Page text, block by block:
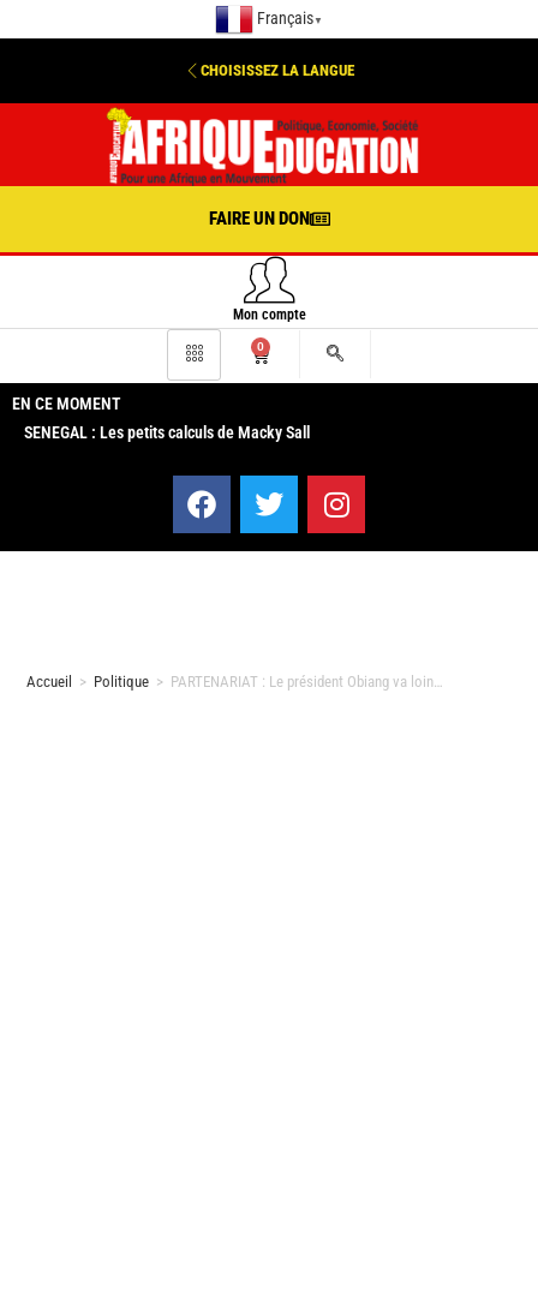
Français ▼
CHOISISSEZ LA LANGUE
FAIRE UN DON
Mon compte
0
EN CE MOMENT
SENEGAL : Les petits calculs de Macky Sall
Accueil > Politique > PARTENARIAT : Le président Obiang va loin…